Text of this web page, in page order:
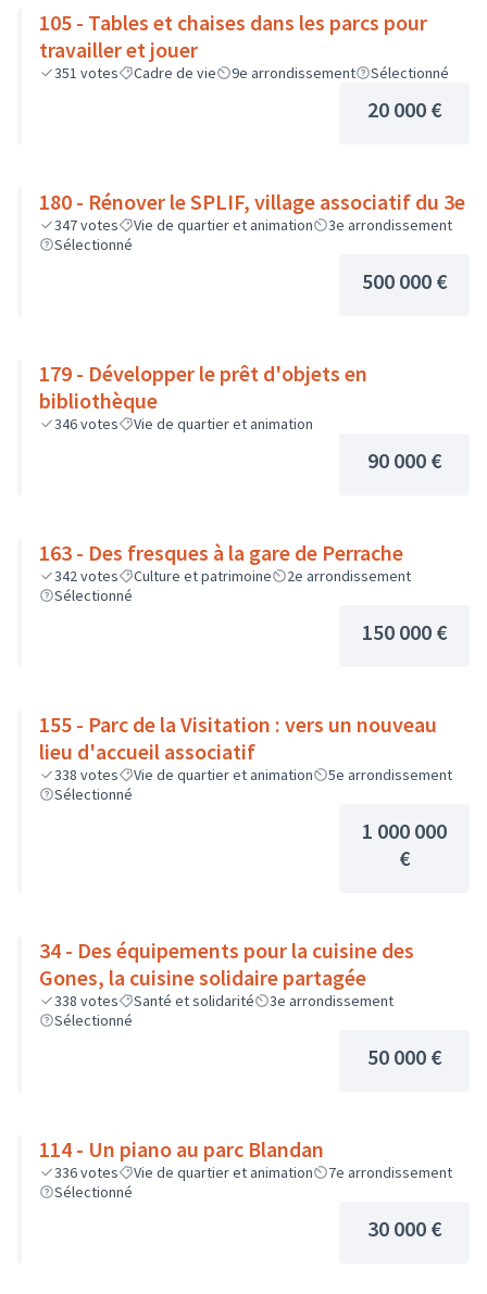
105 - Tables et chaises dans les parcs pour
travailler et jouer
351 votes Cadre de vie 9e arrondissement Sélectionné
20 000 €
180 - Rénover le SPLIF, village associatif du 3e
347votes Vie de quartier et animation
3e arrondissement
Sélectionné
500 000 €
179 - Développer le prêt d'objets en
bibliothèque
346votes Vie de quartier et animation
90 000 €
163 - Des fresques à la gare de Perrache
342votes Culture et patrimoine
2e arrondissement
Sélectionné
150 000 €
155 - Parc de la Visitation : vers un nouveau
lieu d'accueil associatif
338 votes Vie de quartier et animation
5e arrondissement
Sélectionné
1 000 000
€
34 - Des équipements pour la cuisine des
Gones, la cuisine solidaire partagée
338 votes Santé et solidarité
3e arrondissement
Sélectionné
50 000 €
114 - Un piano au parc Blandan
336votes Vie de quartier et animation
7e arrondissement
Sélectionné
30 000 €